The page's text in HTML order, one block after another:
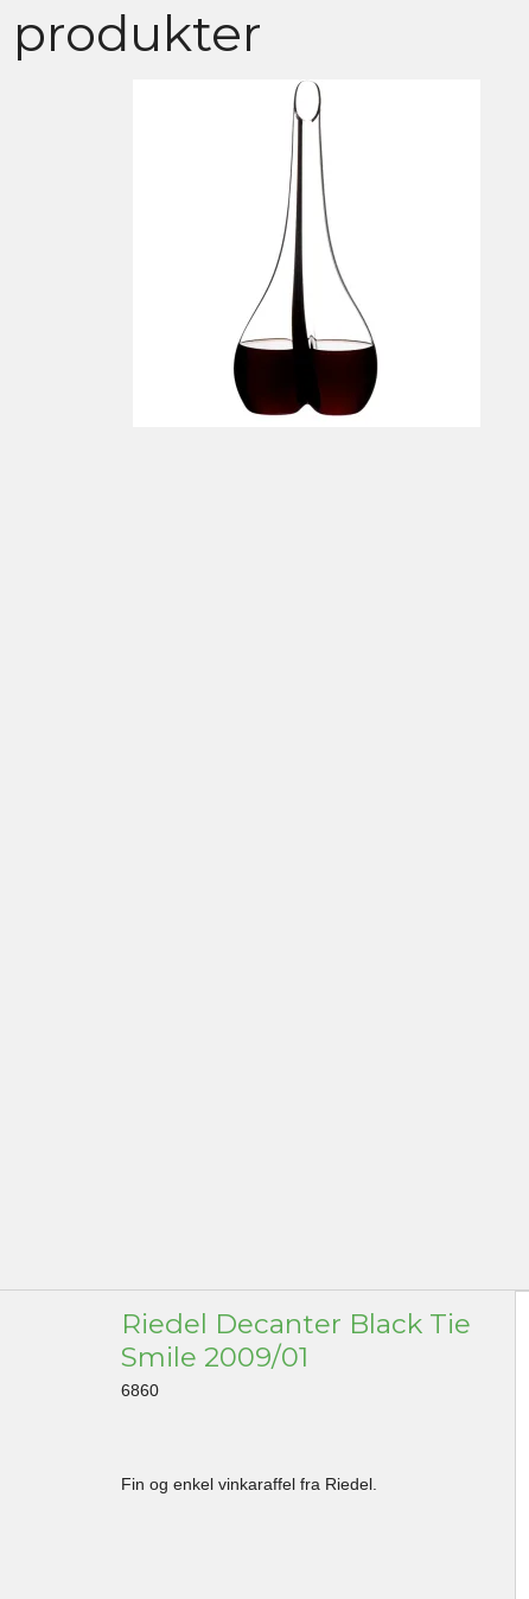
produkter
Riedel Decanter Black Tie
Smile 2009/01
6860
Fin og enkel vinkaraffel fra Riedel.